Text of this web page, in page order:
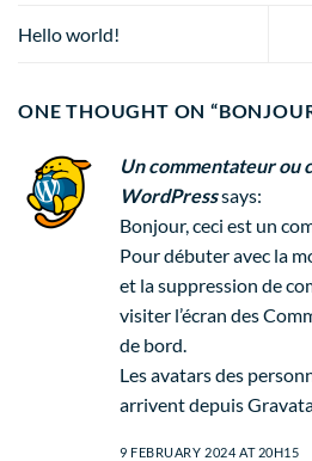
Hello world!
ONE THOUGHT ON “
Un commentateur ou
WordPresssays:
Bonjour, ceci est un
Pour débuter avec la
et la suppression de
visiter l’écran des
de bord.
Les avatars des
arrivent depuis
9 FEBRUARY 2024 AT 20H15